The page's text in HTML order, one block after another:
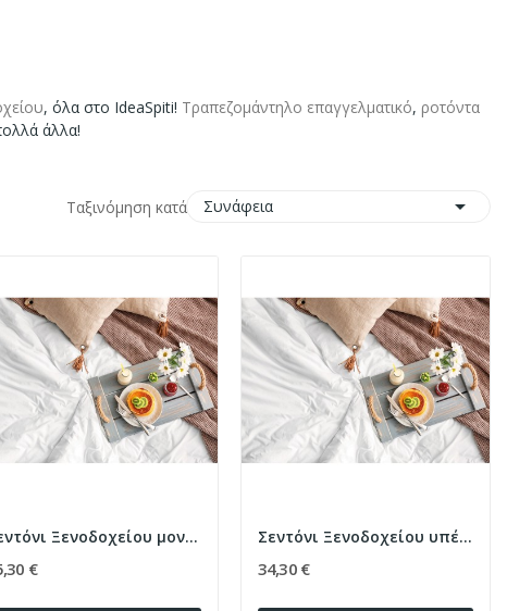
, όλα στο IdeaSpiti! Τραπεζομάντηλο επαγγελματικό, ροτόντα
άλλα!
Ταξινόμηση κατά: Συνάφεια 
Σεντόνι Ξενοδοχείου μονό 5-Star 300tc Satin...
€
Σεντόνι Ξενοδοχείου υπέρδιπλο 5-Star 300tc...
34,30 €